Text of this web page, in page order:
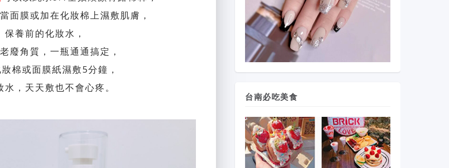
面膜或加在化妝棉上濕敷肌膚，
養前的化妝水，
廢角質，一瓶通通搞定，
棉或面膜紙濕敷5分鐘，
，天天敷也不會心疼。
台南必吃美食